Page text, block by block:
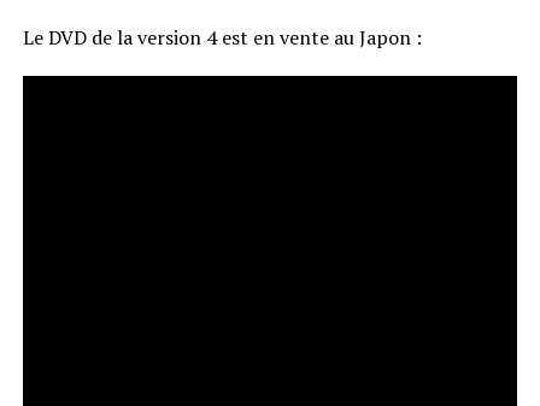
Le DVD de la version 4 est en vente au Japon :